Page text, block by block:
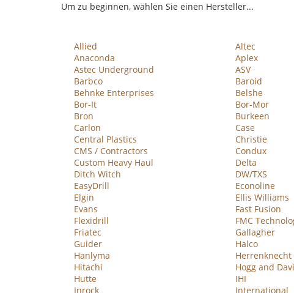
Um zu beginnen, wählen Sie einen Hersteller...
Allied
Altec
Anaconda
Aplex
Astec Underground
ASV
Barbco
Baroid
Behnke Enterprises
Belshe
Bor-It
Bor-Mor
Bron
Burkeen
Carlon
Case
Central Plastics
Christie
CMS / Contractors
Condux
Custom Heavy Haul
Delta
Ditch Witch
DW/TXS
EasyDrill
Econoline
Elgin
Ellis Williams
Evans
Fast Fusion
Flexidrill
FMC
Friatec
Gallagher
Guider
Halco
Hanlyma
Herrenknecht
Hitachi
Hogg and
Hutte
IHI
Inrock
International